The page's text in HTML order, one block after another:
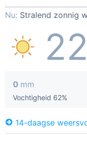
Nu: Stralend zonnig
0 mm
Vochtigheid 62%
14-daagse